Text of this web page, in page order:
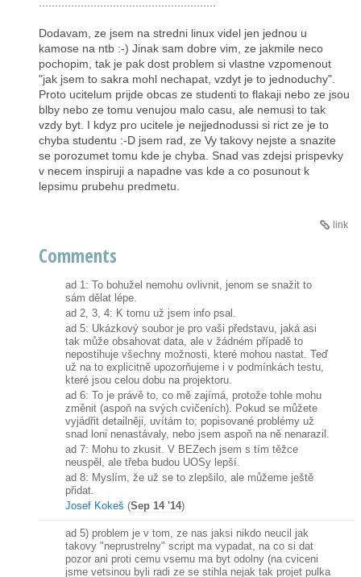
Dodavam, ze jsem na stredni linux videl jen jednou u
kamose na ntb :-) Jinak sam dobre vim, ze jakmile neco
pochopim, tak je pak dost problem si vlastne vzpomenout
"jak jsem to sakra mohl nechapat, vzdyt je to jednoduchy".
Proto ucitelum prijde obcas ze studenti to flakaji nebo ze jsou
blby nebo ze tomu venujou malo casu, ale nemusi to tak
vzdy byt. I kdyz pro ucitele je nejjednodussi si rict ze je to
chyba studentu :-D jsem rad, ze Vy takovy nejste a snazite
se porozumet tomu kde je chyba. Snad vas zdejsi prispevky
v necem inspiruji a napadne vas kde a co posunout k
lepsimu prubehu predmetu.
link
Comments
ad 1: To bohužel nemohu ovlivnit, jenom se snažit to
sám dělat lépe.
ad 2, 3, 4: K tomu už jsem info psal.
ad 5: Ukázkový soubor je pro vaši představu, jaká asi
tak může obsahovat data, ale v žádném případě to
nepostihuje všechny možnosti, které mohou nastat. Teď
už na to explicitně upozorňujeme i v podmínkách testu,
které jsou celou dobu na projektoru.
ad 6: To je právě to, co mě zajímá, protože tohle mohu
změnit (aspoň na svých cvičeních). Pokud se můžete
vyjádřit detailněji, uvítám to; popisované problémy už
snad loni nenastávaly, nebo jsem aspoň na ně nenarazil.
ad 7: Mohu to zkusit. V BEZech jsem s tím těžce
neuspěl, ale třeba budou UOSy lepší.
ad 8: Myslím, že už se to zlepšilo, ale můžeme ještě
přidat.
Josef Kokeš (Sep 14 '14)
ad 5) problem je v tom, ze nas jaksi nikdo neucil jak
takovy "neprustrelny" script ma vypadat, na co si dat
pozor ani proti cemu vsemu ma byt odolny (na cviceni
jsme vetsinou byli radi ze se stihla nejak tak projet pulka